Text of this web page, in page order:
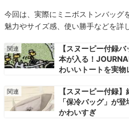
今回は、実際にミニボストンバッグ
魅力やサイズ感、使い勝手などを詳
【スヌーピー付録
本が入る！
わいいトートを実物
【スヌーピー付録
「保冷バッグ」が
かわいすぎ